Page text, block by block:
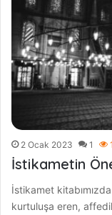
2 Ocak 2023 1
İstikametin
İstikamet
kurtuluşa eren,